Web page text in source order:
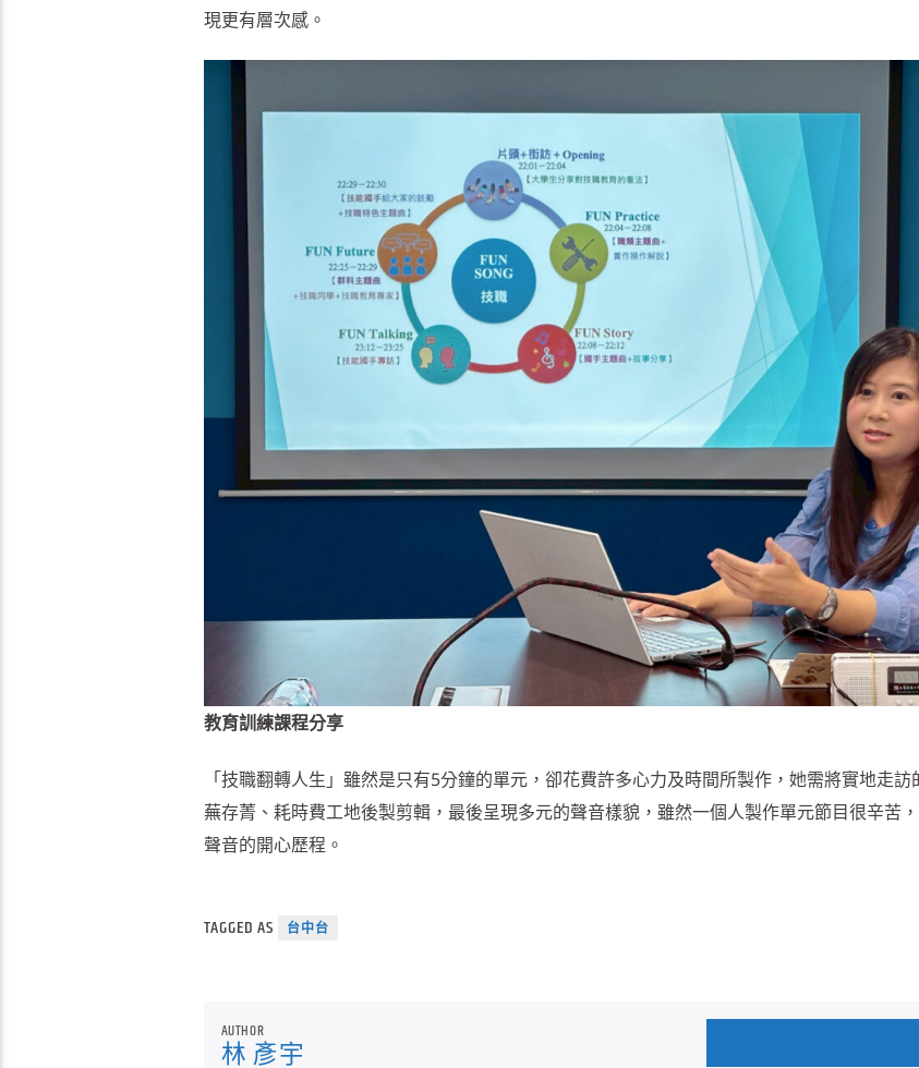
現更有層次感。
教育訓練課程分享
「技職翻轉人生」雖然是只有5分鐘的單元，卻花費許多心力及時間所製作，她需將實地走
蕪存菁、耗時費工地後製剪輯，最後呈現多元的聲音樣貌，雖然一個人製作單元節目很辛苦
聲音的開心歷程。
TAGGED AS 台中台
AUTHOR
林 彥宇